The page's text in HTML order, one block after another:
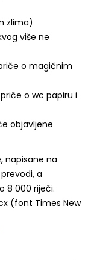
zlima)
više ne
o magičnim
o wc papiru i
objavljene
napisane na
a
8 000 riječi.
(font Times New